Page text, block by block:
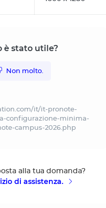
è stato utile?
Non molto.
it/it-pronote-
configurazione-minima-
campus-2026.php
alla tua domanda?
di assistenza.